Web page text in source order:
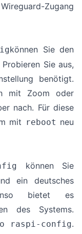
Zugang
können Sie den
Sie aus,
benötigt.
mit Zoom oder
nach. Für diese
mit reboot neu
können Sie
ein deutsches
bietet es
des Systems.
raspi-config.